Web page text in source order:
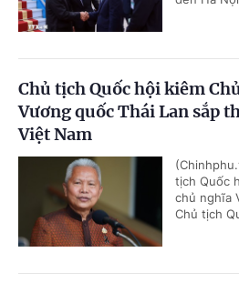
Chủ tịch Quốc hội kiêm
Vương quốc Thái Lan sắp
Việt Nam
tịch Quốc
chủ nghĩa
Chủ tịch